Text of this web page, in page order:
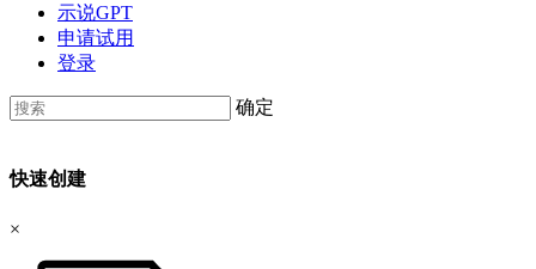
示说GPT
申请试用
登录
确定
快速创建
×